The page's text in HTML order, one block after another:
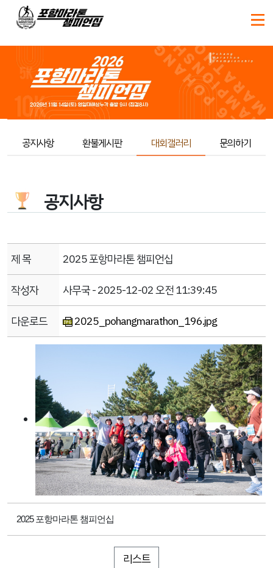
공지사항 환불게시판 대회갤러리 문의하기
공지사항
제 목
2025 포항마라톤 챔피언십
작성자
사무국 - 2025-12-02 오전 11:39:45
다운로드
2025_pohangmarathon_196.jpg
2025 포항마라톤 챔피언십
리스트